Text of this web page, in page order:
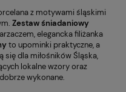
z motywami śląskimi
Zestaw śniadaniowy
elegancka filiżanka
to upominki praktyczne, a
się dla miłośników Śląska,
lokalne wzory oraz
wykonane.